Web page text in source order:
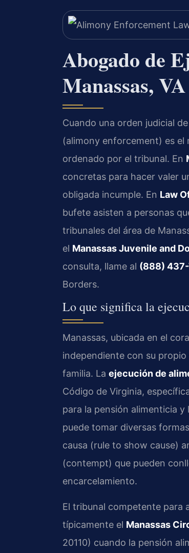
Abogado de
Manassas, VA
Cuando una orden judicial
(alimony enforcement) es el
ordenado por el tribunal. En
concretas para hacer valer
obligada incumple. En Law
bufete asisten a personas
tribunales del área de
el Manassas Juvenile and
consulta, llame al (888)
Borders.
Lo que significa la
Manassas, ubicada en el
independiente con su
familia. La ejecución de
Código de Virginia,
para la pensión alimenticia
puede tomar diversas
causa (rule to show cause)
(contempt) que pueden
encarcelamiento.
El tribunal competente para
típicamente el Manassas
20110) cuando la pensión